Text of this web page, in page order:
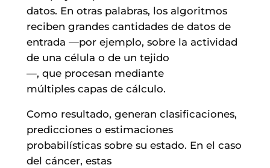
datos. En otras palabras, los algoritmos
reciben grandes cantidades de datos de
entrada —por ejemplo, sobre la actividad
de una célula o de un tejido
—, que procesan mediante
múltiples capas de cálculo.
Como resultado, generan clasificaciones,
predicciones o estimaciones
probabilísticas sobre su estado. En el caso
del cáncer, estas